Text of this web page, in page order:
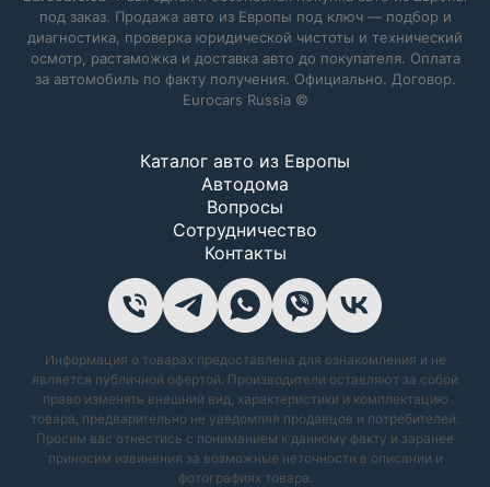
под заказ. Продажа авто из Европы под ключ — подбор и
диагностика, проверка юридической чистоты и технический
осмотр, растаможка и доставка авто до покупателя. Оплата
за автомобиль по факту получения. Официально. Договор.
Eurocars Russia ©
Каталог авто из Европы
Автодома
Вопросы
Сотрудничество
Контакты
Информация о товарах предоставлена для ознакомления и не
является публичной офертой. Производители оставляют за собой
право изменять внешний вид, характеристики и комплектацию
товара, предварительно не уведомляя продавцов и потребителей.
Просим вас отнестись с пониманием к данному факту и заранее
приносим извинения за возможные неточности в описании и
фотографиях товара.